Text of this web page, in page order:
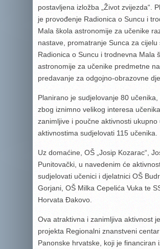
postavljena izložba „Život zvijezda“.
je provođenje Radionica o Suncu i
Mala škola astronomije za učenike
nastave, promatranje Sunca za cijelu
Radionica o Suncu i trodnevna Mala
astronomije za učenike predmetne
predavanje za odgojno-obrazovne
Planirano je sudjelovanje 80 učenika,
zbog iznimno velikog interesa
zanimljive i poučne aktivnosti ukupno
aktivnostima sudjelovati 115 učenika.
Uz domaćine, OŠ „Josip Kozarac“,
Punitovački, u navedenim će
sudjelovati učenici i djelatnici OŠ
Gorjani, OŠ Milka Cepelića Vuka te
Horvata Đakovo.
Ova atraktivna i zanimljiva aktivnost
projekta Regionalni znanstveni centar
Panonske hrvatske, koji je financiran